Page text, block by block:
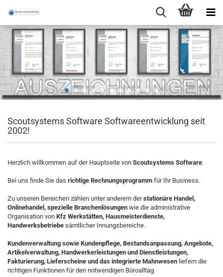
Scoutsystems Software Softwareentwicklung seit
2002!
Herzlich willkommen auf der Hauptseite von Scoutsystems Software.
Bei uns finde Sie das richtige Rechnungsprogramm für Ihr Business.
Zu unseren Bereichen zählen unter anderem derstationäre Handel,
Onlinehandel, spezielle Branchenlösungen wie die administrative
Organisation von Kfz Werkstätten, Hausmeisterdienste,
Handwerksbetriebe sämtlicher Innungsbereiche.
Kundenverwaltung sowie Kundenpflege, Bestandsanpassung, Angebote,
Artikelverwaltung, Handwerkerleistungen und Dienstleistungen,
Fakturierung, Lieferscheine und das integrierte Mahnwesen liefern die
richtigen Funktionen für den notwendigen Büroalltag.